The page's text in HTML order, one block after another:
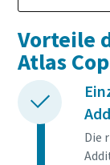
Vorteile
Atlas
Die